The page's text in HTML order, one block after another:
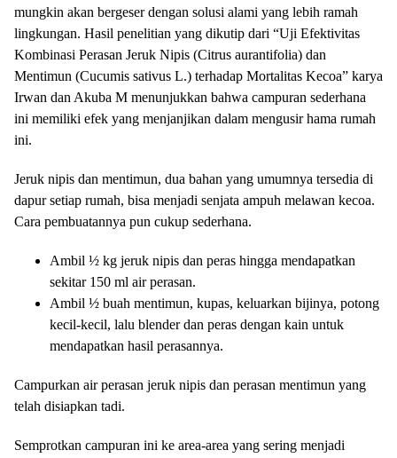
mungkin akan bergeser dengan solusi alami yang lebih ramah
lingkungan. Hasil penelitian yang dikutip dari “Uji Efektivitas
Kombinasi Perasan Jeruk Nipis (Citrus aurantifolia) dan
Mentimun (Cucumis sativus L.) terhadap Mortalitas Kecoa” karya
Irwan dan Akuba M menunjukkan bahwa campuran sederhana
ini memiliki efek yang menjanjikan dalam mengusir hama rumah
ini.
Jeruk nipis dan mentimun, dua bahan yang umumnya tersedia di
dapur setiap rumah, bisa menjadi senjata ampuh melawan kecoa.
Cara pembuatannya pun cukup sederhana.
Ambil ½ kg jeruk nipis dan peras hingga mendapatkan
sekitar 150 ml air perasan.
Ambil ½ buah mentimun, kupas, keluarkan bijinya, potong
kecil-kecil, lalu blender dan peras dengan kain untuk
mendapatkan hasil perasannya.
Campurkan air perasan jeruk nipis dan perasan mentimun yang
telah disiapkan tadi.
Semprotkan campuran ini ke area-area yang sering menjadi